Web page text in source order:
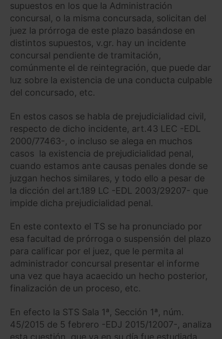
supuestos en los que la Administración
concursal, o la misma concursada, solicitan del
juez la prórroga de este plazo basándose en
distintos supuestos, v.gr. hay un incidente
concursal pendiente de tramitación,
comúnmente el de reintegración, que puede dar
luz sobre la existencia de una conducta culpable
del concursado, etc.
En estos casos se habla de prejudicialidad civil,
respecto de dicho incidente, art.43 LEC -EDL
2000/77463-, o incluso se alega en muchos
casos la existencia de prejudicialidad penal,
cuando estamos ante causas penales donde se
juzgan hechos similares, y todo ello a pesar de
la dicción del art.189 LC -EDL 2003/29207- que
impide dicha prejudicialidad penal.
En este contexto el TS se ha pronunciado por
esa facultad de prórroga o suspensión del plazo
para calificar por el juez, que le permita al
administrador concursal presentar el informe
una vez que haya acaecido un hecho posterior,
finalización de un proceso, etc.
En efecto la STS Sala 1ª, Sección 1ª, núm.
45/2015 de 5 febrero -EDJ 2015/12007-, analiza
esta cuestión, que ya en su día fue estudiada